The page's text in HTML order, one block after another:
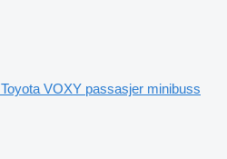
Toyota VOXY passasjer minibuss